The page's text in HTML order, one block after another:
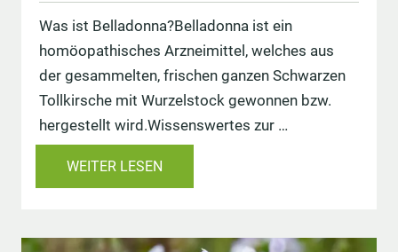
Was ist Belladonna?Belladonna ist ein
homöopathisches Arzneimittel, welches aus
der gesammelten, frischen ganzen Schwarzen
Tollkirsche mit Wurzelstock gewonnen bzw.
hergestellt wird.Wissenswertes zur …
WEITER LESEN